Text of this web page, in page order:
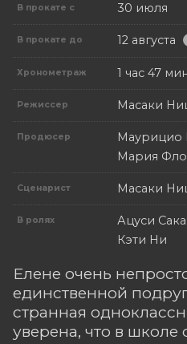
В прокате с 30 июля
В прокате до 12 августа
Хронометраж 1 час 47
Режиссер Масаки
Продюсер
Маурицио
Мария
Сценарист Масаки
В ролях
Ацуси
Кэти Ни
Елене очень
единственной
странная
уверена, что в школе